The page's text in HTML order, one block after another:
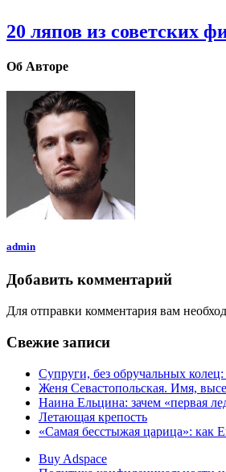
20 ляпов из советских
Об Авторе
admin
Добавить комментарий
Для отправки комментария вам
Свежие записи
Супруги, без обручальных
Женя Севастопольская. Имя,
Наина Ельцина: зачем «первая
Летающая крепость
«Самая бесстыжая царица»: как
Buy Adspace